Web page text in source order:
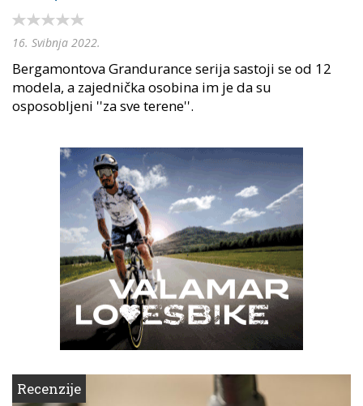
16. Svibnja 2022.
Bergamontova Grandurance serija sastoji se od 12
modela, a zajednička osobina im je da su
osposobljeni ''za sve terene''.
Recenzije